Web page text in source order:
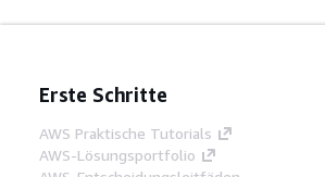
Erste Schritte
AWS Praktische Tutorials
AWS-Lösungsportfolio